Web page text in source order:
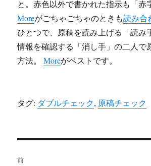
と。赤色以外で書かれた指示も「赤
Moreがごちゃごちゃのときも読み合
ひとつで、原稿を読み上げる「読み
情報を確認する「消し手」の二人で
方法。Moreがベストです。
タグ: ダブルチェック, 原稿チェック
前